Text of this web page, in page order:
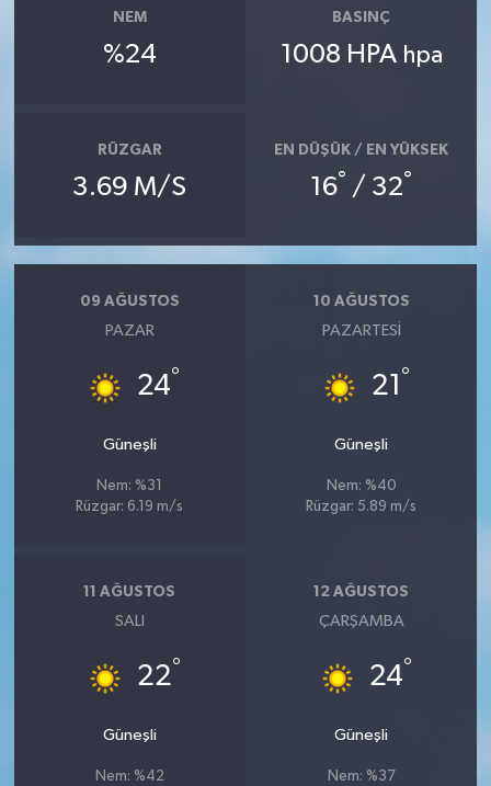
NEM
%24
BASINÇ
1008 HPA hpa
RÜZGAR
3.69 M/S
EN DÜŞÜK / EN YÜKSEK
16° / 32°
09 AĞUSTOS
PAZAR
24°
Güneşli
Nem: %31
Rüzgar: 6.19 m/s
10 AĞUSTOS
PAZARTESI
21 °
Güneşli
Nem: %40
Rüzgar: 5.89 m/s
11 AĞUSTOS
SALI
22°
Güneşli
Nem: %42
12 AĞUSTOS
ÇARŞAMBA
24°
Güneşli
Nem: %37